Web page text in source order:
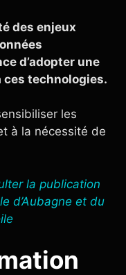
des enjeux
d’adopter une
ces technologies.
les
à la nécessité de
la publication
d’Aubagne et du